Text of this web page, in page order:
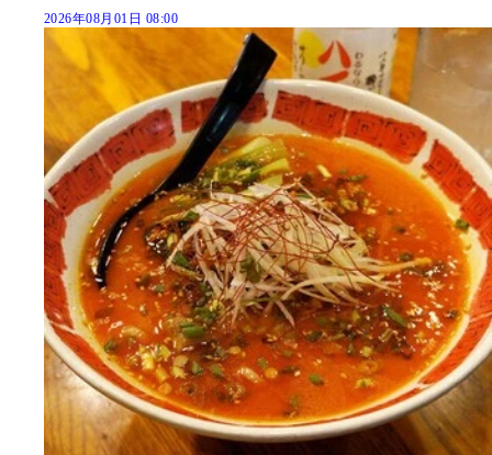
2026年08月01日 08:00